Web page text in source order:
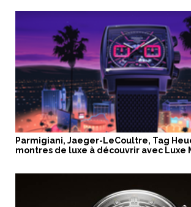
Parmigiani, Jaeger-LeCoultre, Tag
montres de luxe à découvrir avec Luxe